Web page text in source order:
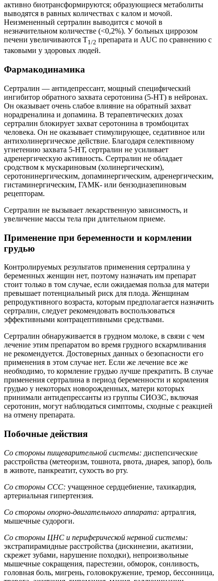
активно биотрансформируются; образующиеся метаболиты
выводятся в равных количествах с калом и мочой.
Неизмененный сертралин выводится с мочой в
незначительном количестве (<0,2%). У больных циррозом
печени увеличиваются T1/2 препарата и AUC по сравнению с
таковыми у здоровых людей.
Фармакодинамика
Сертралин — антидепрессант, мощный специфический
ингибитор обратного захвата серотонина (5-НТ) в нейронах.
Он оказывает очень слабое влияние на обратный захват
норадреналина и допамина. В терапевтических дозах
сертралин блокирует захват серотонина в тромбоцитах
человека. Он не оказывает стимулирующее, седативное или
антихолинергическое действие. Благодаря селективному
угнетению захвата 5-НТ, сертралин не усиливает
адренергическую активность. Сертралин не обладает
сродством к мускариновым (холинергическим),
серотонинергическим, допаминергическим, адренергическим,
гистаминергическим, ГАМК- или бензодиазепиновым
рецепторам.
Сертралин не вызывает лекарственную зависимость, и
увеличение массы тела при длительном приеме.
Применение при беременности и кормлении
грудью
Контролируемых результатов применения сертралина у
беременных женщин нет, поэтому назначать им препарат
стоит только в том случае, если ожидаемая польза для матери
превышает потенциальный риск для плода. Женщинам
репродуктивного возраста, которым предполагается назначить
сертралин, следует рекомендовать воспользоваться
эффективными контрацептивными средствами.
Сертралин обнаруживается в грудном молоке, в связи с чем
лечение этим препаратом во время грудного вскармливания
не рекомендуется. Достоверных данных о безопасности его
применения в этом случае нет. Если же лечение все же
необходимо, то кормление грудью лучше прекратить. В случае
применения сертралина в период беременности и кормления
грудью у некоторых новорожденных, матери которых
принимали антидепрессанты из группы СИОЗС, включая
серотонин, могут наблюдаться симптомы, сходные с реакцией
на отмену препарата.
Побочные действия
Со стороны пищеварительной системы: диспепсические
расстройства (метеоризм, тошнота, рвота, диарея, запор), боль
в животе, панкреатит, сухость во рту.
Со стороны ССС: учащенное сердцебиение, тахикардия,
артериальная гипертензия.
Со стороны опорно-двигательного аппарата: артралгия,
мышечные судороги.
Со стороны ЦНС и периферической нервной системы:
экстрапирамидные расстройства (дискинезии, акатизии,
скрежет зубами, нарушение походки), непроизвольные
мышечные сокращения, парестезии, обморок, сонливость,
головная боль, мигрень, головокружение, тремор, бессонница,